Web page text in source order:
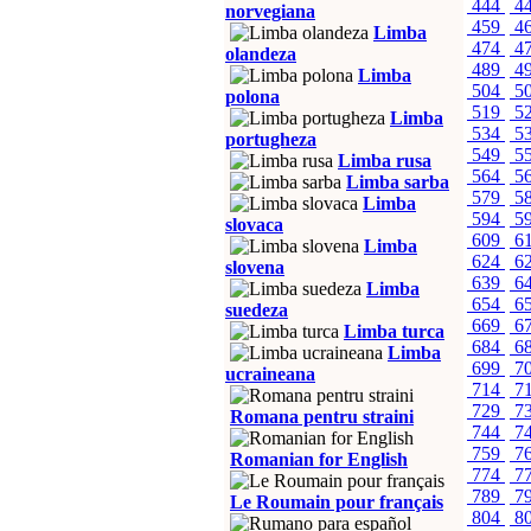
norvegiana
Limba
olandeza
Limba
polona
Limba
portugheza
Limba rusa
Limba sarba
Limba
slovaca
Limba
slovena
Limba
suedeza
Limba turca
Limba
ucraineana
Romana pentru straini
Romanian for English
Le Roumain pour français
444
459
474
489
504
519
534
549
564
579
594
609
624
639
654
669
684
699
714
729
744
759
774
789
804